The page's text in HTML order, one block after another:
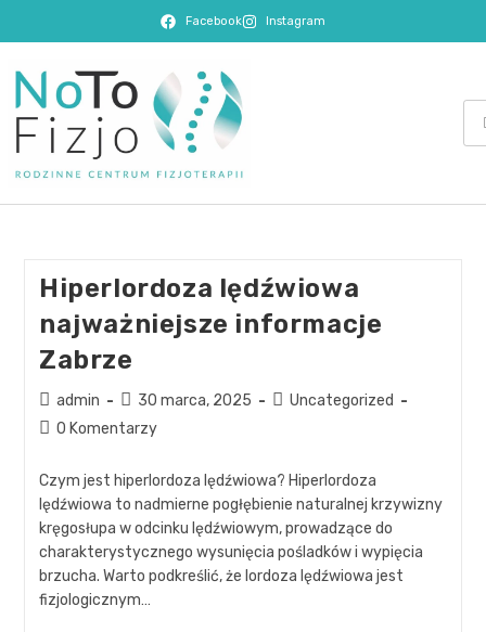
Facebook Instagram
Hiperlordoza lędźwiowa
najważniejsze informacje
Zabrze
admin 30 marca, 2025
Uncategorized
0 Komentarzy
Czym jest hiperlordoza lędźwiowa? Hiperlordoza
lędźwiowa to nadmierne pogłębienie naturalnej krzywizny
kręgosłupa w odcinku lędźwiowym, prowadzące do
charakterystycznego wysunięcia pośladków i wypięcia
brzucha. Warto podkreślić, że lordoza lędźwiowa jest
fizjologicznym…